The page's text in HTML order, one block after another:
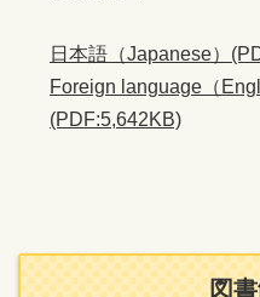
日本語（Japanese）
Foreign language（
(PDF:5,642KB)
図